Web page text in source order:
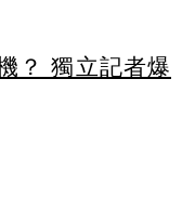
？ 獨立記者爆